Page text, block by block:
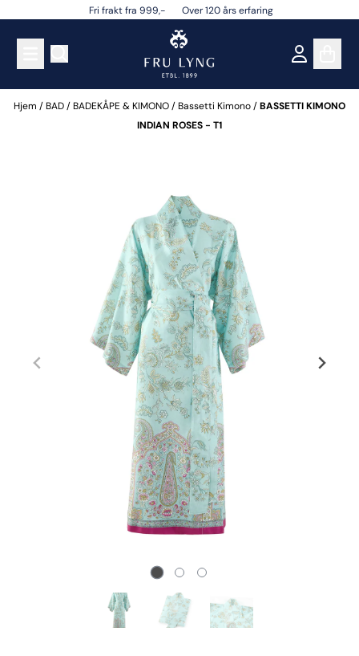
Hopp til innholdFri frakt fra 999,- Over 120 års erfaring
Hjem /BAD/BADEKÅPE & KIMONO/Bassetti Kimono/BASSETTI KIMONO
INDIAN ROSES - T1